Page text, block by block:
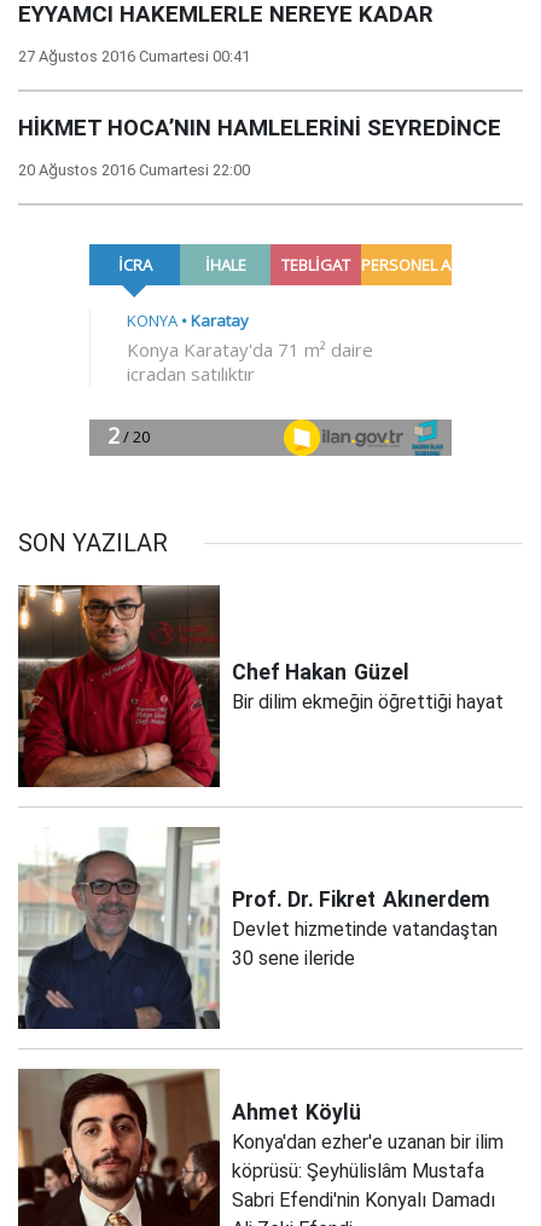
EYYAMCI HAKEMLERLE NEREYE KADAR
27 Ağustos 2016 Cumartesi 00:41
HİKMET HOCA’NIN HAMLELERİNİ SEYREDİNCE
20 Ağustos 2016 Cumartesi 22:00
SON YAZILAR
Chef Hakan Güzel
Bir dilim ekmeğin öğrettiği hayat
Prof. Dr. Fikret Akınerdem
Devlet hizmetinde vatandaştan
30 sene ileride
Ahmet Köylü
Konya'dan ezher'e uzanan bir ilim
köprüsü: Şeyhülislâm Mustafa
Sabri Efendi'nin Konyalı Damadı